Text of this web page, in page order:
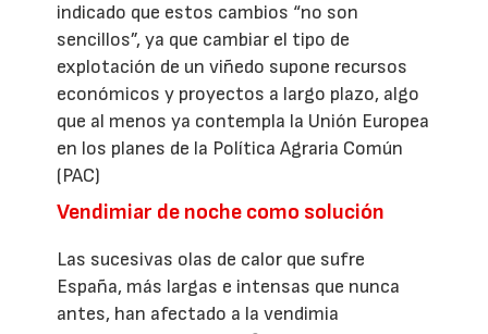
indicado que estos cambios “no son
sencillos”, ya que cambiar el tipo de
explotación de un viñedo supone recursos
económicos y proyectos a largo plazo, algo
que al menos ya contempla la Unión Europea
en los planes de la Política Agraria Común
(PAC)
Vendimiar de noche como solución
Las sucesivas olas de calor que sufre
España, más largas e intensas que nunca
antes, han afectado a la vendimia